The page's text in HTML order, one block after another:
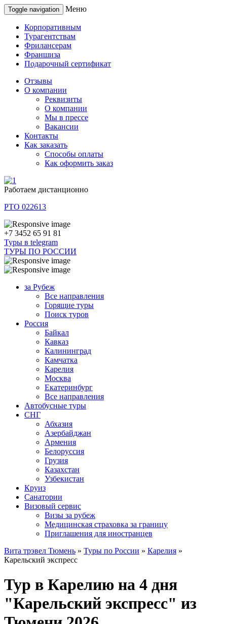
Toggle navigation Меню
Корпоративным
Турагентствам
Фрилансерам
Франшиза
Подарочный сертификат
Отзывы
О компании
Реквизиты
О компании
Мы в прессе
Вакансии
Контакты
Как заказать
Способы оплаты
Как оформить заказ
Работаем дистанционно
РТО 022613
+7 3452 65 91 81
Туры в telegram
ТУРЫ ПО РОССИИ
за Рубеж
Все направления
Горящие туры
Поиск туров
Россия
Байкал
Кавказ
Калининград
Камчатка
Карелия
Москва
Екатеринбург
Все направления
Автобусные туры
СНГ
Абхазия
Азербайджан
Армения
Белоруссия
Грузия
Казахстан
Узбекистан
Круиз
Санатории
Визовый сервис
Визы за рубеж
Медицинская страховка за границу
Приглашения для иностранцев
Вита трэвел Тюмень » Туры по России » Карелия »
Карельский экспресс
Тур в Карелию на 4 дня
"Карельский экспресс" из